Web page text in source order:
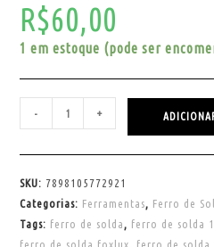
R$60,00
1 em estoque (pode ser
- +
SKU: 7898105772921
Categorias: Ferramentas, Ferro de
Tags: ferro de solda , ferro de solda
ferro de solda foxlux, ferro de solda